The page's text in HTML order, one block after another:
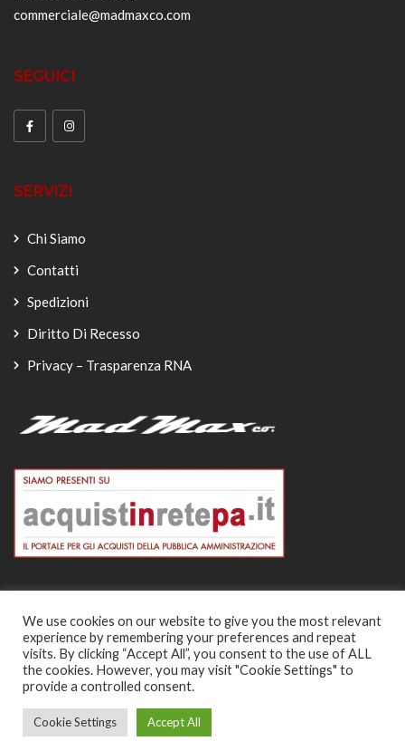
0
commerciale@madmaxco.com
SEGUICI
SERVIZI
Chi Siamo
Contatti
Spedizioni
Diritto Di Recesso
Privacy – Trasparenza RNA
© Copyright 2026
-
We use cookies on our website to give you the most relevant
experience by remembering your preferences and repeat
visits. By clicking “Accept All”, you consent to the use of ALL
the cookies. However, you may visit "Cookie Settings" to
provide a controlled consent.
Cookie Settings Accept All